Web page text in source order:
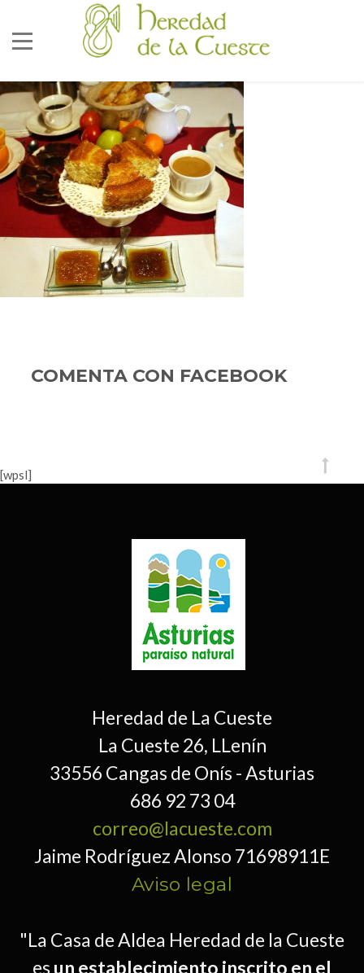
686 92 73 04
correo@lacueste.com
La Cueste 26, LLenín
Asturias
COMENTA CON FACEBOOK
[wpsl]
Heredad de La Cueste
La Cueste 26, LLenín
33556 Cangas de Onís - Asturias
686 92 73 04
correo@lacueste.com
Jaime Rodríguez Alonso 71698911E
Aviso legal
"La Casa de Aldea Heredad de la Cueste
es un establecimiento inscrito en el